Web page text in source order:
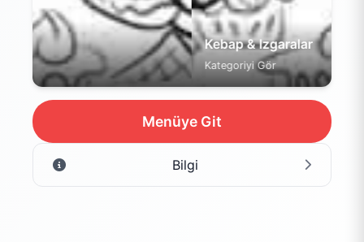
Kebap & Izgaralar
Kategoriyi Gör
Menüye Git
Bilgi